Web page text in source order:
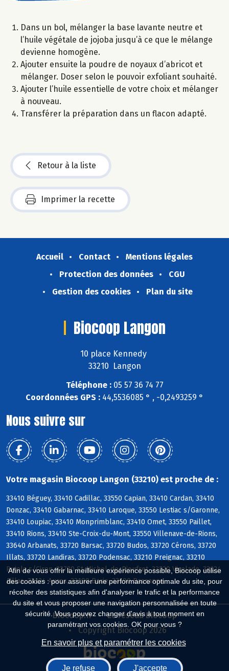
Afin de vous offrir la meilleure expérience possible, Biocoop utilise
des cookies : pour assurer une performance optimale du site, pour
récolter des statistiques afin d'analyser le trafic et la performance
du site et vous proposer une navigation personnalisée en toute
sécurité. Vous pouvez changer d'avis à tout moment en
paramétrant vos cookies. OK pour vous ?
En savoir plus et paramétrer les cookies
Je refuse J'accepte
Dans un bol, mélanger la base lavante neutre et
l’huile végétale de jojoba jusqu’à ce que le mélange
devienne homogène.
Ajouter ensuite la poudre de noyaux d’abricot et
mélanger. Doser selon le pouvoir exfoliant souhaité.
Ajouter l’huile essentielle de votre choix et mélanger
à nouveau.
Transférer la préparation dans un flacon adapté.
Retour à la liste
Imprimer la recette
Accueil Contact
Mentions légales
Protection des données
CGU
Gestion des cookies
Plan du site
Biocoop Langon
10 place Kennedy
33210 Langon
Téléphone :05 57 36 74 77
Coordonnées GPS : 44,5536085 ° , -0,2493259 °
Nous suivre sur
Votre magasin Biocoop Langon (33210) est proche de :
33410 Béguey, 33410 Cadillac, 33550 Capian, 33410 Cardan, 33410
Donzac, 33410 Gabarnac, 33410 Laroque, 33550 Lestiac s/Garonne,
33410 Loupiac, 33410 Monprimblanc, 33410 Omet, 33550 Paillet,
33410 Rions, 33410 Ste-Croix-du-Mont, 33550 Villenave-de-Rions,
33640 Arbanats, 33720 Barsac, 33720 Budos, 33720 Cérons, 33720
Illats, 33720 Landiras, 33720 Podensac, 33210 Preignac, 33210
Pujols s/Ciron, 33720 St-Michel-de-Rieufret, 33720 Virelade, 33124
Aillas, 33124 Auros, 33190 Barie, 33190 Bassanne
Biocoop.fr
Le réseau Biocoop
Copyright Biocoop 2026